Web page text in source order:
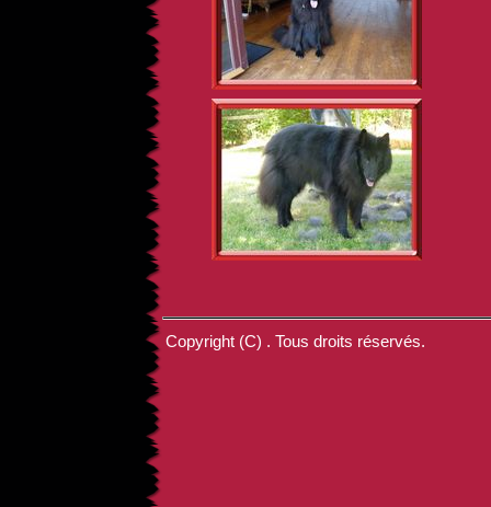
Copyright (C) . Tous droits réservés.